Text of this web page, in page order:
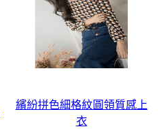
繽紛拼色細格紋圓領質感上
衣